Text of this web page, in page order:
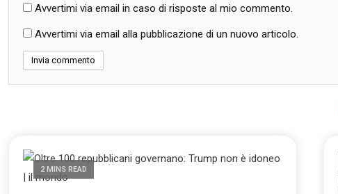
Avvertimi via email in caso di risposte al mio commento.
Avvertimi via email alla pubblicazione di un nuovo articolo.
2 MINS READ